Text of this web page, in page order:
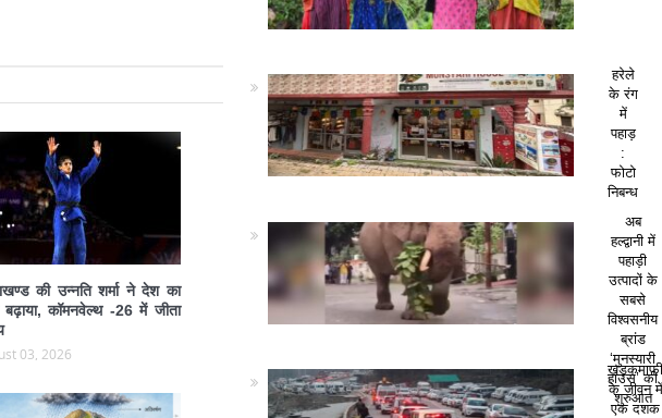
की उन्नति शर्मा ने देश का
बढ़ाया, कॉमनवेल्थ -26 में जीता
03, 2026
हरेले
के रंग
में
पहाड़
:
फोटो
निबन्ध
अब
हल्द्वानी में
पहाड़ी
उत्पादों के
सबसे
विश्वसनीय
ब्रांड
‘मुनस्यारी
हाउस’ की
शुरुआत
के जीवन में
एक दशक